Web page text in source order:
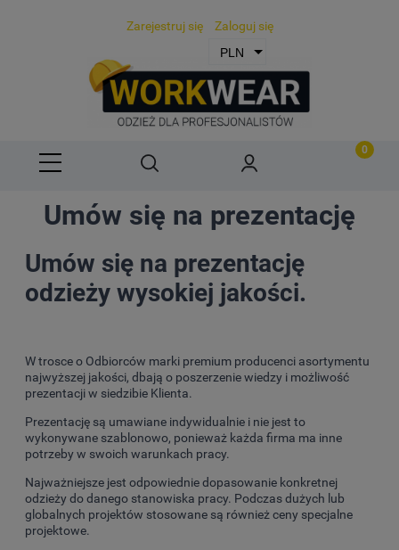
Zarejestruj się Zaloguj się
Umów się na prezentację
Umów się na prezentację
odzieży wysokiej jakości.
W trosce o Odbiorców marki premium producenci asortymentu
najwyższej jakości, dbają o poszerzenie wiedzy i możliwość
prezentacji w siedzibie Klienta.
Prezentację są umawiane indywidualnie i nie jest to
wykonywane szablonowo, ponieważ każda firma ma inne
potrzeby w swoich warunkach pracy.
Najważniejsze jest odpowiednie dopasowanie konkretnej
odzieży do danego stanowiska pracy. Podczas dużych lub
globalnych projektów stosowane są również ceny specjalne
projektowe.